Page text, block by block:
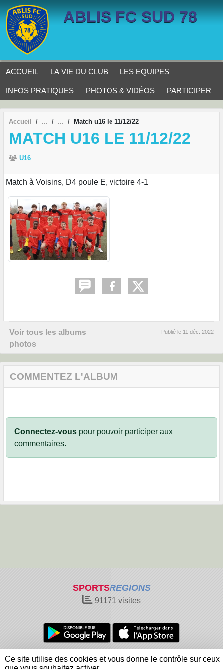
ABLIS FC SUD 78
ACCUEIL LA VIE DU CLUB LES EQUIPES
INFOS PRATIQUES PHOTOS & VIDÉOS PARTICIPER
Accueil Match u16 le 11/12/22
MATCH U16 LE 11/12/22
U16
Match à Voisins, D4 poule E, victoire 4-1
Voir tous les albums
photos
Publié le 11 déc. 2022
COMMENTEZ L'ALBUM
Connectez-vous pour pouvoir participer aux
commentaires.
SPORTSREGIONS
91171 visites
Charte cookies
Gestion des cookies
Informations légales
Signaler un contenu inapproprié
Panneau de gestion des cookies
Ce site utilise des cookies et vous donne le contrôle sur ceux